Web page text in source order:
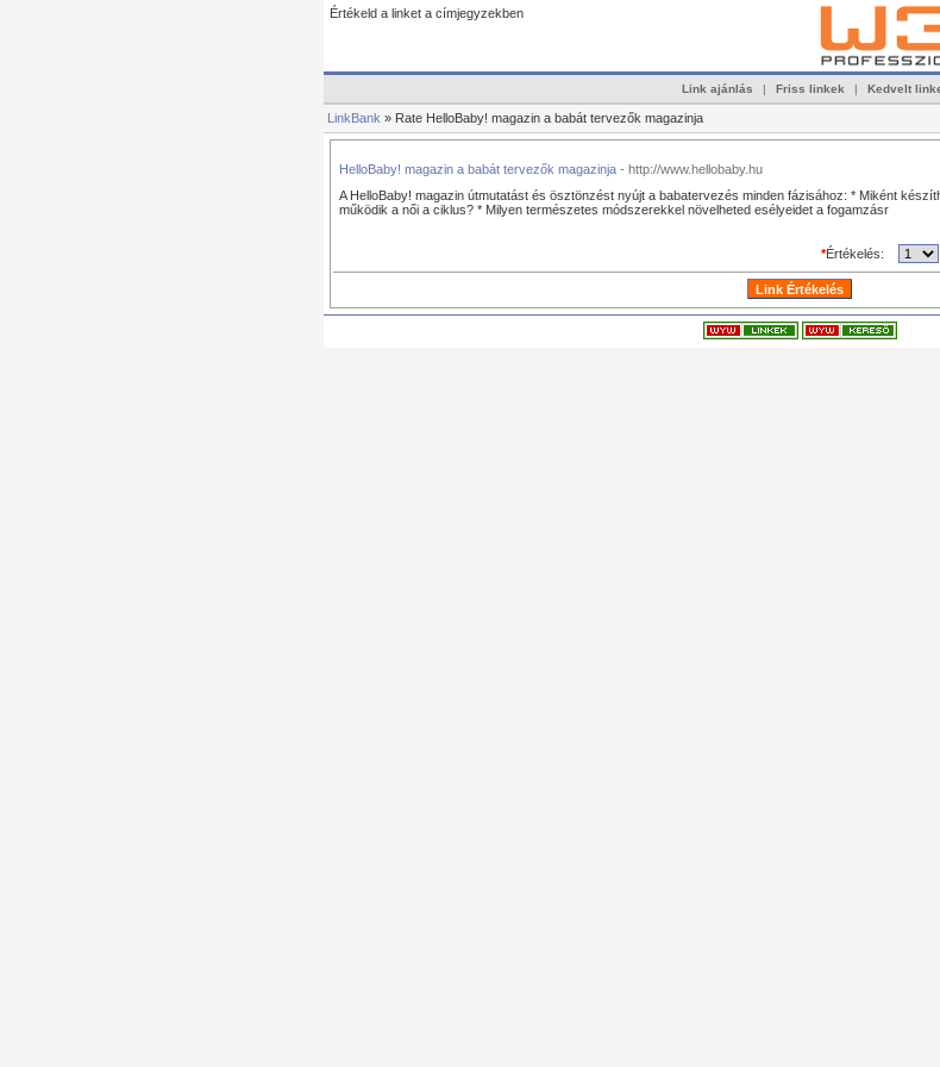
Értékeld a linket a címjegyzekben
Link ajánlás | Friss linkek | Kedvelt
LinkBank » Rate HelloBaby! magazin a babát tervezők magazinja
HelloBaby! magazin a babát tervezők magazinja - http://www.hellobaby.hu
A HelloBaby! magazin útmutatást és ösztönzést nyújt a babatervezés minden fázisához: * Miként
működik a női a ciklus? * Milyen természetes módszerekkel növelheted esélyeidet a fogamzásr
*Értékelés: